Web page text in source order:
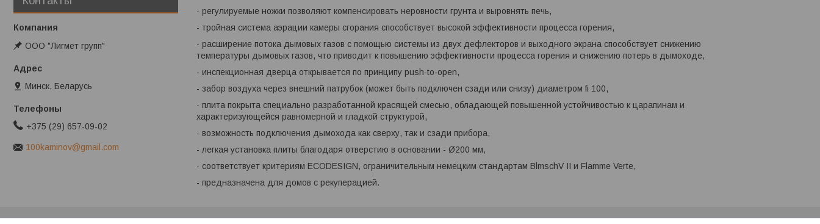
- регулируемые ножки позволяют компенсировать неровности грунта и выровнять печь,
- тройная система аэрации камеры сгорания способствует высокой эффективности процесса горения,
- расширение потока дымовых газов с помощью системы из двух дефлекторов и выходного экрана способствует снижению
температуры дымовых газов, что приводит к повышению эффективности процесса горения и снижению потерь в дымоходе,
- инспекционная дверца открывается по принципу push-to-open,
- забор воздуха через внешний патрубок (может быть подключен сзади или снизу) диаметром fi 100,
- плита покрыта специально разработанной красящей смесью, обладающей повышенной устойчивостью к царапинам и
характеризующейся равномерной и гладкой структурой,
- возможность подключения дымохода как сверху, так и сзади прибора,
- легкая установка плиты благодаря отверстию в основании - Ø200 мм,
- соответствует критериям ECODESIGN, ограничительным немецким стандартам BlmschV II и Flamme Verte,
- предназначена для домов с рекуперацией.
ООО "Лигмет групп"
Минск, Беларусь
+375 (29) 657-09-02
100kaminov@gmail.com